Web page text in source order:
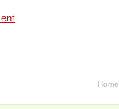
Home